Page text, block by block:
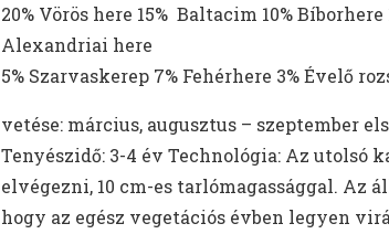
20% Vörös here 15% Baltacim 10% Bíborhere
Alexandriai here
5% Szarvaskerep 7% Fehérhere 3% Évelő
vetése: március, augusztus – szeptember
Tenyészidő: 3-4 év Technológia: Az utolsó
elvégezni, 10 cm-es tarlómagassággal. Az
hogy az egész vegetációs évben legyen